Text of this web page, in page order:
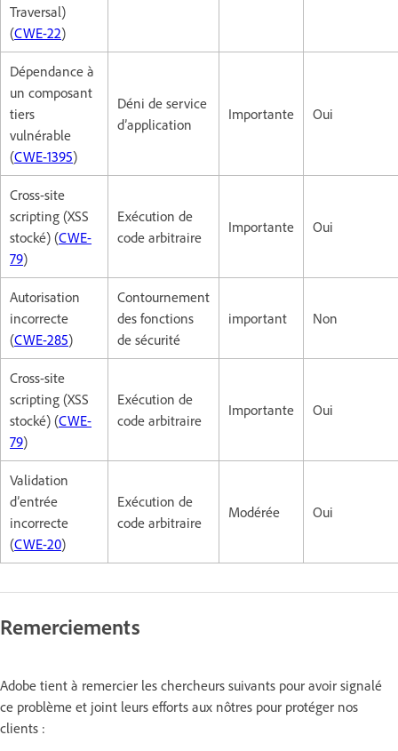
Traversal)
(CWE-22)
Dépendance à
un composant
tiers
vulnérable
(CWE-1395)
Déni de service
d’application
Importante Oui
Cross-site
scripting (XSS
stocké) (CWE-
79)
Exécution de
code arbitraire
Importante Oui
Autorisation
incorrecte
(CWE-285)
Contournement
des fonctions
de sécurité
important Non
Cross-site
scripting (XSS
stocké) (CWE-
79)
Exécution de
code arbitraire
Importante Oui
Validation
d’entrée
incorrecte
(CWE-20)
Exécution de
code arbitraire
Modérée Oui
Remerciements
Adobe tient à remercier les chercheurs suivants pour avoir signalé
ce problème et joint leurs efforts aux nôtres pour protéger nos
clients :